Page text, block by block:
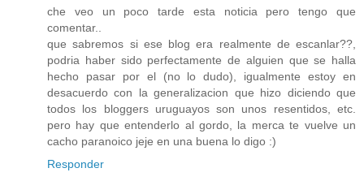
che veo un poco tarde esta noticia pero tengo que
comentar..
que sabremos si ese blog era realmente de escanlar??,
podria haber sido perfectamente de alguien que se halla
hecho pasar por el (no lo dudo), igualmente estoy en
desacuerdo con la generalizacion que hizo diciendo que
todos los bloggers uruguayos son unos resentidos, etc.
pero hay que entenderlo al gordo, la merca te vuelve un
cacho paranoico jeje en una buena lo digo :)
Responder